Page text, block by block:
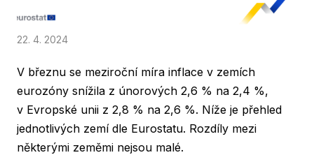
22. 4. 2024
V březnu se meziroční míra inflace v zemích
eurozóny snížila z únorových 2,6 % na 2,4 %,
v Evropské unii z 2,8 % na 2,6 %. Níže je přehled
jednotlivých zemí dle Eurostatu. Rozdíly mezi
některými zeměmi nejsou malé.